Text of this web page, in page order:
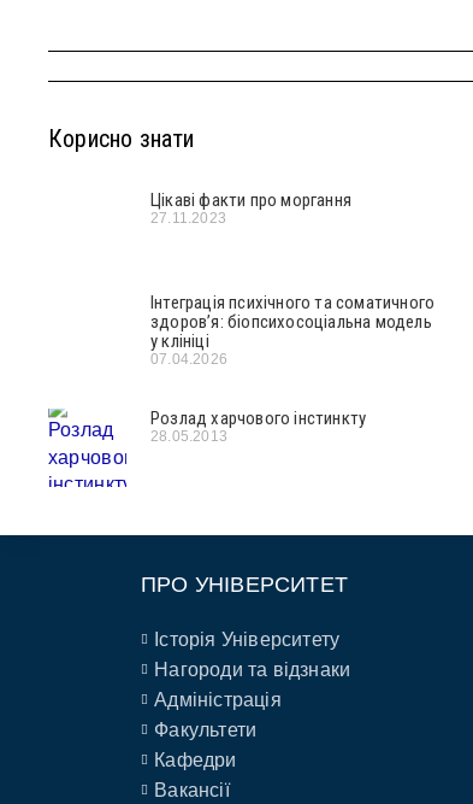
Корисно знати
Цікаві факти про моргання
27.11.2023
Інтеграція психічного та соматичного
здоров’я: біопсихосоціальна модель
у клініці
07.04.2026
Розлад харчового інстинкту
28.05.2013
ПРО УНІВЕРСИТЕТ
Історія Університету
Нагороди та відзнаки
Адміністрація
Факультети
Кафедри
Вакансії